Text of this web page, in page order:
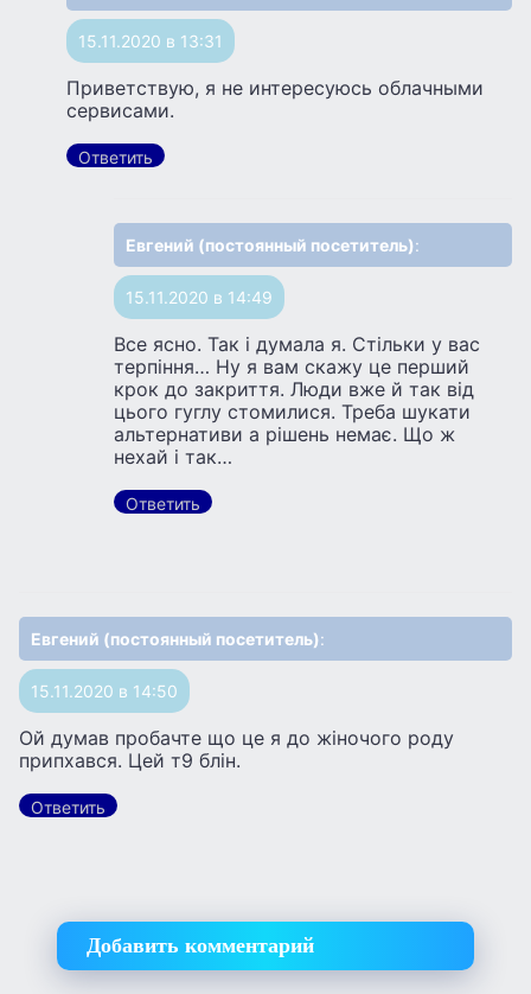
15.11.2020 в 13:31
Приветствую, я не интересуюсь облачными
сервисами.
Ответить
Евгений (постоянный посетитель):
15.11.2020 в 14:49
Все ясно. Так i думала я. Стiльки у вас
терпiння… Ну я вам скажу це перший
крок до закриття. Люди вже й так від
цього гуглу стомилися. Треба шукати
альтернативи а рішень немає. Що ж
нехай і так…
Ответить
Евгений (постоянный посетитель):
15.11.2020 в 14:50
Ой думав пробачте що це я до жіночого роду
припхався. Цей т9 блін.
Ответить
Добавить комментарий